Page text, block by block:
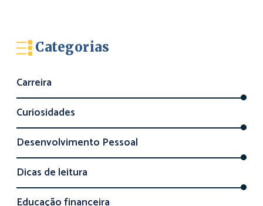
Categorias
Carreira
Curiosidades
Desenvolvimento Pessoal
Dicas de leitura